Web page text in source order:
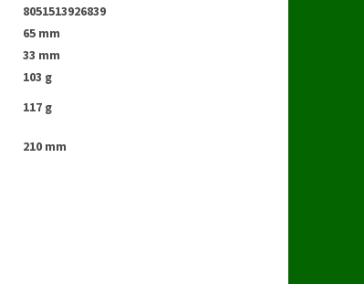
8051513926839
65 mm
33 mm
103 g
117 g
210 mm